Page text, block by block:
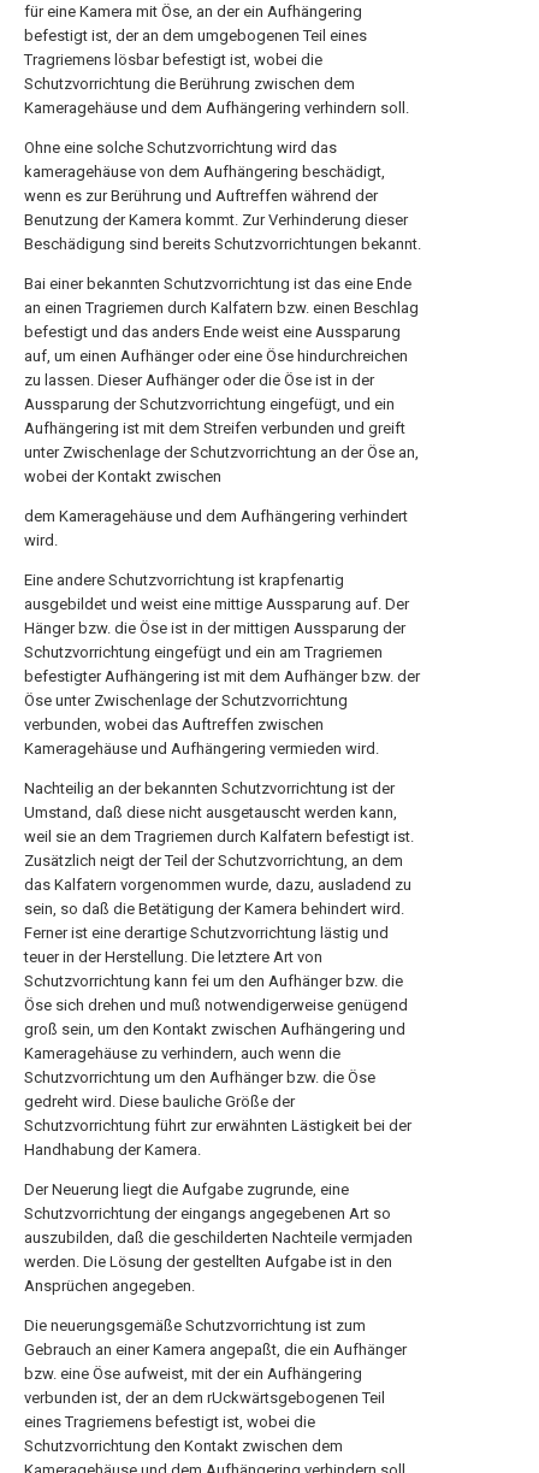
für eine Kamera mit Öse, an der ein Aufhängering
befestigt ist, der an dem umgebogenen Teil eines
Tragriemens lösbar befestigt ist, wobei die
Schutzvorrichtung die Berührung zwischen dem
Kameragehäuse und dem Aufhängering verhindern soll.
Ohne eine solche Schutzvorrichtung wird das
kameragehäuse von dem Aufhängering beschädigt,
wenn es zur Berührung und Auftreffen während der
Benutzung der Kamera kommt. Zur Verhinderung dieser
Beschädigung sind bereits Schutzvorrichtungen bekannt.
Bai einer bekannten Schutzvorrichtung ist das eine Ende
an einen Tragriemen durch Kalfatern bzw. einen Beschlag
befestigt und das anders Ende weist eine Aussparung
auf, um einen Aufhänger oder eine Öse hindurchreichen
zu lassen. Dieser Aufhänger oder die Öse ist in der
Aussparung der Schutzvorrichtung eingefügt, und ein
Aufhängering ist mit dem Streifen verbunden und greift
unter Zwischenlage der Schutzvorrichtung an der Öse an,
wobei der Kontakt zwischen
dem Kameragehäuse und dem Aufhängering verhindert
wird.
Eine andere Schutzvorrichtung ist krapfenartig
ausgebildet und weist eine mittige Aussparung auf. Der
Hänger bzw. die Öse ist in der mittigen Aussparung der
Schutzvorrichtung eingefügt und ein am Tragriemen
befestigter Aufhängering ist mit dem Aufhänger bzw. der
Öse unter Zwischenlage der Schutzvorrichtung
verbunden, wobei das Auftreffen zwischen
Kameragehäuse und Aufhängering vermieden wird.
Nachteilig an der bekannten Schutzvorrichtung ist der
Umstand, daß diese nicht ausgetauscht werden kann,
weil sie an dem Tragriemen durch Kalfatern befestigt ist.
Zusätzlich neigt der Teil der Schutzvorrichtung, an dem
das Kalfatern vorgenommen wurde, dazu, ausladend zu
sein, so daß die Betätigung der Kamera behindert wird.
Ferner ist eine derartige Schutzvorrichtung lästig und
teuer in der Herstellung. Die letztere Art von
Schutzvorrichtung kann fei um den Aufhänger bzw. die
Öse sich drehen und muß notwendigerweise genügend
groß sein, um den Kontakt zwischen Aufhängering und
Kameragehäuse zu verhindern, auch wenn die
Schutzvorrichtung um den Aufhänger bzw. die Öse
gedreht wird. Diese bauliche Größe der
Schutzvorrichtung führt zur erwähnten Lästigkeit bei der
Handhabung der Kamera.
Der Neuerung liegt die Aufgabe zugrunde, eine
Schutzvorrichtung der eingangs angegebenen Art so
auszubilden, daß die geschilderten Nachteile vermjaden
werden. Die Lösung der gestellten Aufgabe ist in den
Ansprüchen angegeben.
Die neuerungsgemäße Schutzvorrichtung ist zum
Gebrauch an einer Kamera angepaßt, die ein Aufhänger
bzw. eine Öse aufweist, mit der ein Aufhängering
verbunden ist, der an dem rUckwärtsgebogenen Teil
eines Tragriemens befestigt ist, wobei die
Schutzvorrichtung den Kontakt zwischen dem